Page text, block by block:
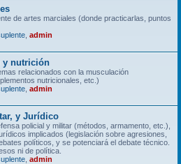
de artes marciales (donde practicarlas, puntos
admin
y nutrición
relacionados con la musculación
nutricionales, etc.)
admin
y Jurídico
policial y militar (métodos, armamento, etc.),
implicados (legislación sobre agresiones,
políticos, y se potenciará el debate técnico.
ni de política.
admin